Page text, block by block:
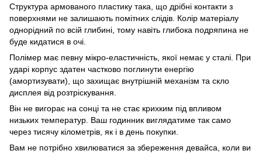
Структура армованого пластику така, що дрібні контакти з
поверхнями не залишають помітних слідів. Колір матеріалу
однорідний по всій глибині, тому навіть глибока подряпина не
буде кидатися в очі.
Полімер має певну мікро-еластичність, якої немає у сталі. При
ударі корпус здатен частково поглинути енергію
(амортизувати), що захищає внутрішній механізм та скло
дисплея від розтріскування.
Він не вигорає на сонці та не стає крихким під впливом
низьких температур. Ваш годинник виглядатиме так само
через тисячу кілометрів, як і в день покупки.
Вам не потрібно хвилюватися за збереження девайса, коли ви